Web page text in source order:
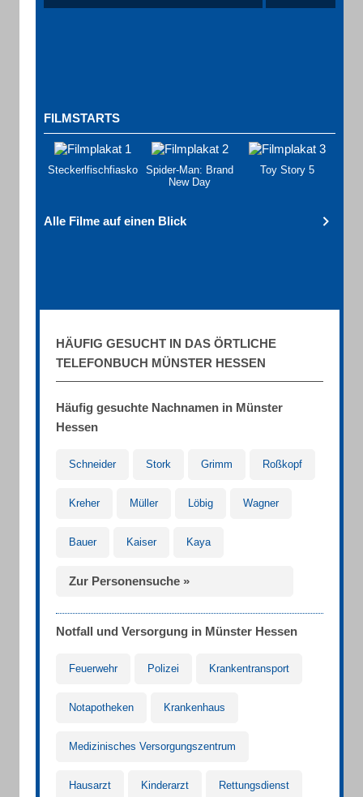
FILMSTARTS
Steckerlfischfiasko
Spider-Man: Brand
New Day
Toy Story 5
Alle Filme auf einen Blick
HÄUFIG GESUCHT IN DAS ÖRTLICHE
TELEFONBUCH MÜNSTER HESSEN
Häufig gesuchte Nachnamen in Münster
Hessen
Schneider Stork Grimm Roßkopf
Kreher Müller Löbig Wagner
Bauer Kaiser Kaya
Zur Personensuche »
Notfall und Versorgung in Münster Hessen
Feuerwehr Polizei Krankentransport
Notapotheken Krankenhaus
Medizinisches Versorgungszentrum
Hausarzt Kinderarzt Rettungsdienst